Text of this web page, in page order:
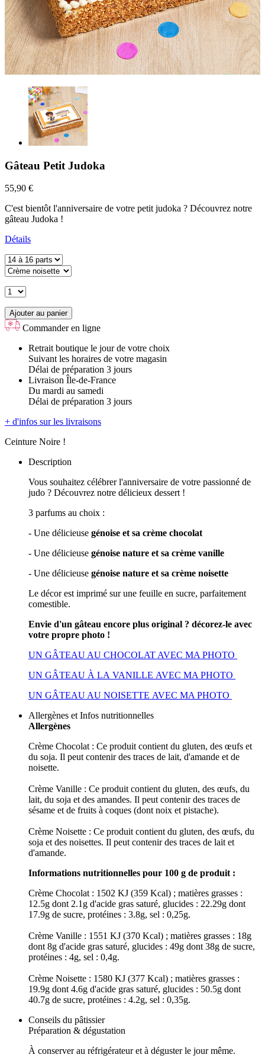
Gâteau Petit Judoka
55,90 €
C'est bientôt l'anniversaire de votre petit judoka ? Découvrez notre
gâteau Judoka !
Détails
Ajouter au panier
Commander en ligne
Retrait boutique le jour de votre choix
Suivant les horaires de votre magasin
Délai de préparation 3 jours
Livraison Île-de-France
Du mardi au samedi
Délai de préparation 3 jours
+ d'infos sur les livraisons
Ceinture Noire !
Description
Vous souhaitez célébrer l'anniversaire de votre passionné de
judo ? Découvrez notre délicieux dessert !
3 parfums au choix :
- Une délicieuse génoise et sa crème chocolat
- Une délicieuse génoise nature et sa crème vanille
- Une délicieuse génoise nature et sa crème noisette
Le décor est imprimé sur une feuille en sucre, parfaitement
comestible.
Envie d'un gâteau encore plus original ? décorez-le avec
votre propre photo !
UN GÂTEAU AU CHOCOLAT AVEC MA PHOTO
UN GÂTEAU À LA VANILLE AVEC MA PHOTO
UN GÂTEAU AU NOISETTE AVEC MA PHOTO
Allergènes et Infos nutritionnelles
Allergènes
Crème Chocolat : Ce produit contient du gluten, des œufs et
du soja. Il peut contenir des traces de lait, d'amande et de
noisette.
Crème Vanille : Ce produit contient du gluten, des œufs, du
lait, du soja et des amandes. Il peut contenir des traces de
sésame et de fruits à coques (dont noix et pistache).
Crème Noisette : Ce produit contient du gluten, des œufs, du
soja et des noisettes. Il peut contenir des traces de lait et
d'amande.
Informations nutritionnelles pour 100 g de produit :
Crème Chocolat : 1502 KJ (359 Kcal) ; matières grasses :
12.5g dont 2.1g d'acide gras saturé, glucides : 22.29g dont
17.9g de sucre, protéines : 3.8g, sel : 0,25g.
Crème Vanille : 1551 KJ (370 Kcal) ; matières grasses : 18g
dont 8g d'acide gras saturé, glucides : 49g dont 38g de sucre,
protéines : 4g, sel : 0,4g.
Crème Noisette : 1580 KJ (377 Kcal) ; matières grasses :
19.9g dont 4.6g d'acide gras saturé, glucides : 50.5g dont
40.7g de sucre, protéines : 4.2g, sel : 0,35g.
Conseils du pâtissier
Préparation & dégustation
À conserver au réfrigérateur et à déguster le jour même.